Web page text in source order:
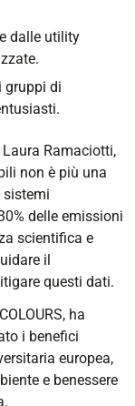
dalle utility
gruppi di
Ramaciotti,
non è più una
sistemi
delle emissioni
scientifica e
il
questi dati.
ha
i benefici
europea,
e benessere